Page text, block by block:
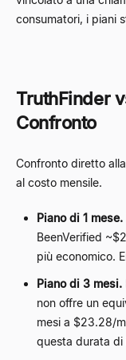
consumatori, i piani
TruthFinder
Confronto
Confronto diretto
al costo mensile.
Piano di 1 mese.
BeenVerified
più economico.
Piano di 3 mesi.
non offre un
mesi a $23.28/
questa durata di